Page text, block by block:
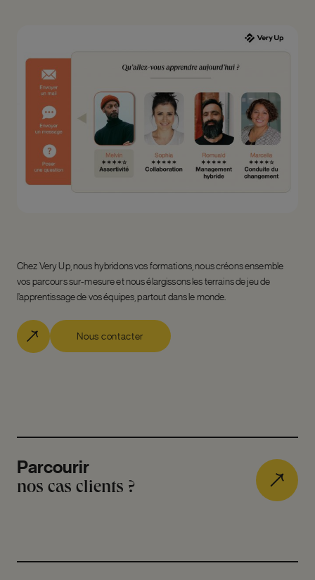
Chez Very Up, nous hybridons vos formations, nous créons ensemble
vos parcours sur-mesure et nous élargissons les terrains de jeu de
l’apprentissage de vos équipes, partout dans le monde.
Nous contacter
Parcourir
nos cas clients ?